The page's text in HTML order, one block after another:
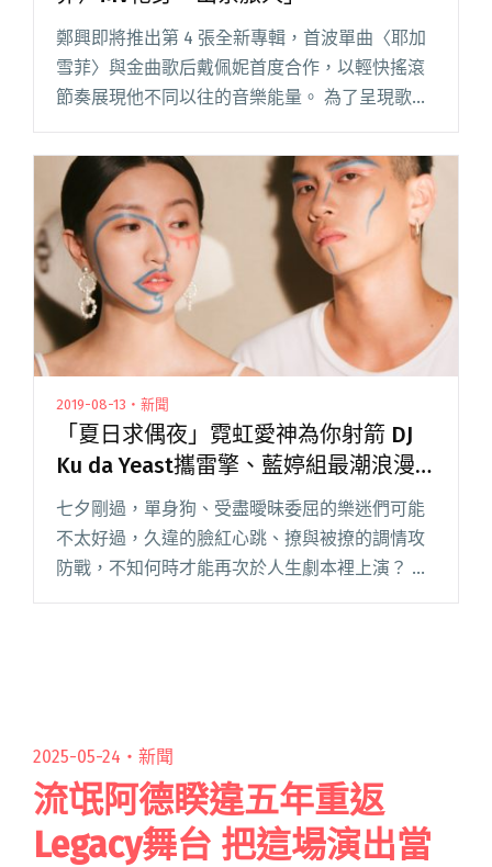
鄭興即將推出第 4 張全新專輯，首波單曲〈耶加
雪菲〉與金曲歌后戴佩妮首度合作，以輕快搖滾
節奏展現他不同以往的音樂能量。 為了呈現歌曲
意象，鄭興特別遠赴日本橫濱拍攝 MV，邀請曾為
星野源執導〈STAR〉MV 的日本新銳導演岡本太
玖斗合作。兩人閱讀全文 "星野源御用導演操刀
鄭興新歌〈耶加雪菲〉MV化身「山系旅人」"
2019-08-13・新聞
「夏日求偶夜」霓虹愛神為你射箭 DJ
Ku da Yeast攜雷擎、藍婷組最潮浪漫
隊
七夕剛過，單身狗、受盡曖昧委屈的樂迷們可能
不太好過，久違的臉紅心跳、撩與被撩的調情攻
防戰，不知何時才能再次於人生劇本裡上演？ 根
2025-05-24・ 新聞
流氓阿德睽違五年重返
Legacy舞台 把這場演出當